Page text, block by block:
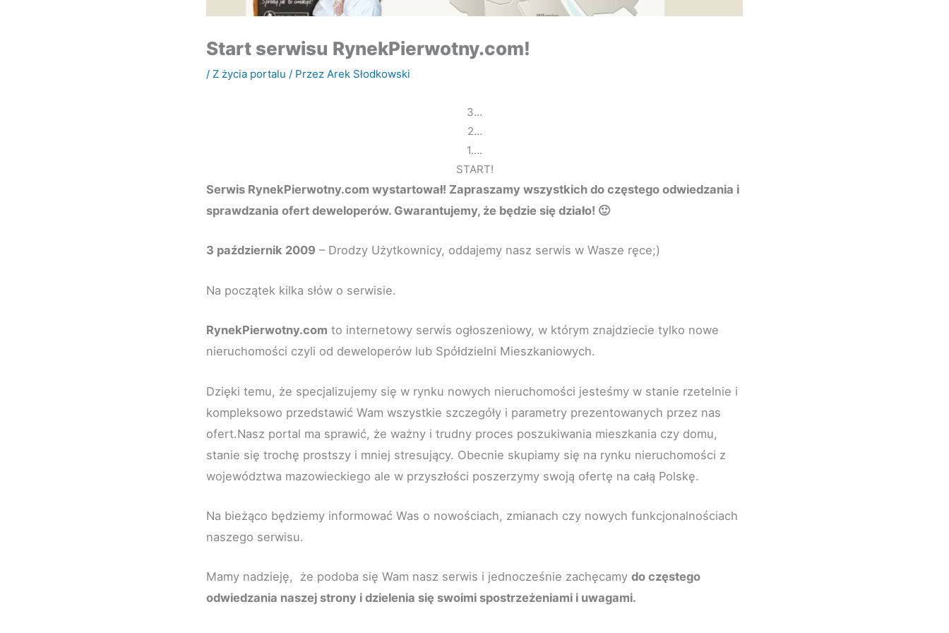
Start serwisu RynekPierwotny.com!
/ Z życia portalu / Przez Arek Słodkowski
3…
2…
1….
START!
Serwis RynekPierwotny.com wystartował! Zapraszamy wszystkich do częstego odwiedzania i
sprawdzania ofert deweloperów. Gwarantujemy, że będzie się działo! 🙂
3 październik 2009 – Drodzy Użytkownicy, oddajemy nasz serwis w Wasze ręce;)
Na początek kilka słów o serwisie.
RynekPierwotny.com to internetowy serwis ogłoszeniowy, w którym znajdziecie tylko nowe
nieruchomości czyli od deweloperów lub Spółdzielni Mieszkaniowych.
Dzięki temu, że specjalizujemy się w rynku nowych nieruchomości jesteśmy w stanie rzetelnie i
kompleksowo przedstawić Wam wszystkie szczegóły i parametry prezentowanych przez nas
ofert.Nasz portal ma sprawić, że ważny i trudny proces poszukiwania mieszkania czy domu,
stanie się trochę prostszy i mniej stresujący. Obecnie skupiamy się na rynku nieruchomości z
województwa mazowieckiego ale w przyszłości poszerzymy swoją ofertę na całą Polskę.
Na bieżąco będziemy informować Was o nowościach, zmianach czy nowych funkcjonalnościach
naszego serwisu.
Mamy nadzieję, że podoba się Wam nasz serwis i jednocześnie zachęcamy do częstego
odwiedzania naszej strony i dzielenia się swoimi spostrzeżeniami i uwagami.